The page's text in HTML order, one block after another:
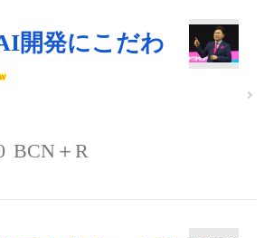
開発にこだわ
BCN＋R